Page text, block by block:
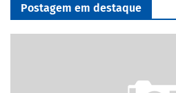
Postagem em destaque